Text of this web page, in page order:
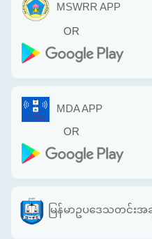
MSWRR APP
OR
MDA APP
OR
မြန်မာဥပဒေသတင်